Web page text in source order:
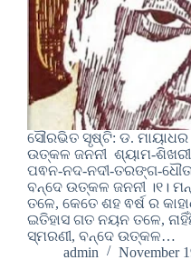
ସୌରଭିତ ସୃଷ୍ଟି: ଡ. ମାୟାଧର
ଉତ୍କଳ ଜନନୀ ଶ୍ୟାମ-
ପଵନ-ନଦ-ନଦୀ-ତରଙ୍ଗ-
ବନ୍ଦେ ଉତ୍କଳ ଜନନୀ ।୧।
ତଳେ, କେତେ ଶହ ଵର୍ଷ ର
ଇତିହାସ ଗତ ନୟନ ତଳେ,
ସ୍ମରଣୀ, ବନ୍ଦେ ଉତ୍କଳ…
admin
November